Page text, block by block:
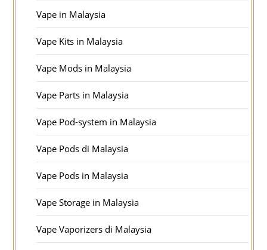
Vape in Malaysia
Vape Kits in Malaysia
Vape Mods in Malaysia
Vape Parts in Malaysia
Vape Pod-system in Malaysia
Vape Pods di Malaysia
Vape Pods in Malaysia
Vape Storage in Malaysia
Vape Vaporizers di Malaysia